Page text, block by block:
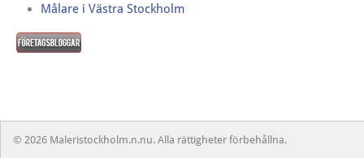
Målare i Västra Stockholm
© 2026 Maleristockholm.n.nu. Alla rättigheter förbehållna.